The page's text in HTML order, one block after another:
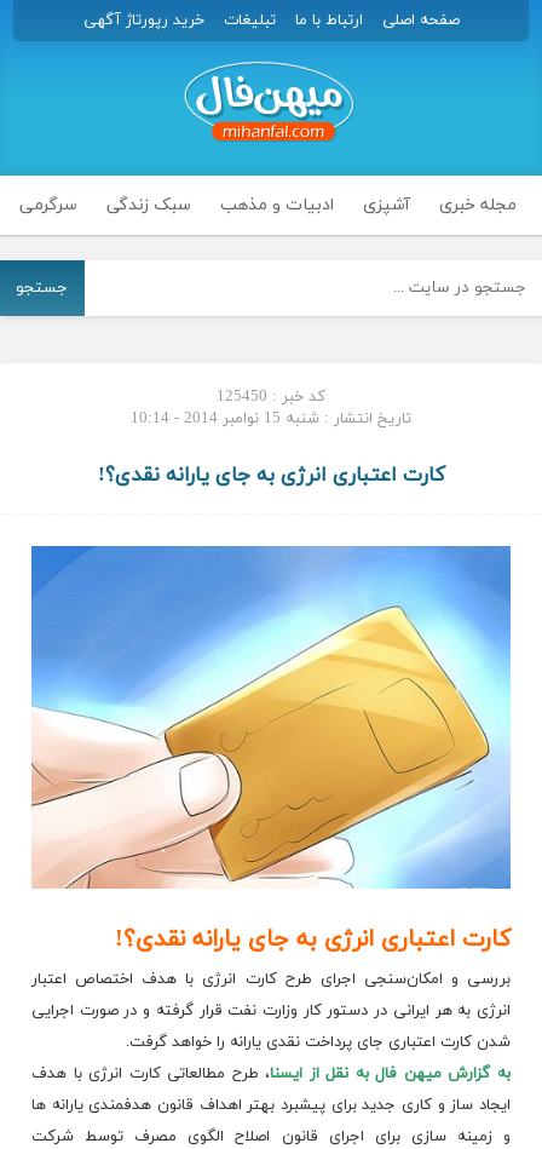
صفحه اصلی ارتباط با ما تبلیغات خرید رپورتاژ آگهی
مجله خبری آشپزی ادبیات و مذهب سبک زندگی سرگرمی
جستجو
کد خبر : 125450
تاریخ انتشار : شنبه 15 نوامبر 2014 - 10:14
کارت اعتباری انرژی به جای یارانه نقدی؟!
کارت اعتباری انرژی به جای یارانه نقدی؟!
بررسی و امکان‌سنجی اجرای طرح کارت انرژی با هدف اختصاص اعتبار
انرژی به هر ایرانی در دستور کار وزارت نفت قرار گرفته و در صورت اجرایی
شدن کارت اعتباری جای پرداخت نقدی یارانه را خواهد گرفت.
به گزارش میهن فالبه نقل از ایسنا، طرح مطالعاتی کارت انرژی با هدف
ایجاد ساز و کاری جدید برای پیشبرد بهتر اهداف قانون هدفمندی یارانه ها
و زمینه سازی برای اجرای قانون اصلاح الگوی مصرف توسط شرکت